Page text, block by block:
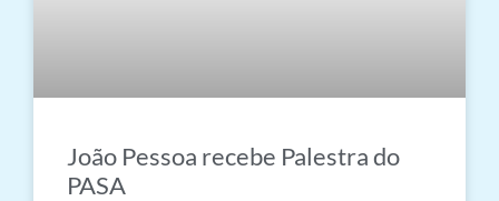
João Pessoa recebe Palestra do
PASA